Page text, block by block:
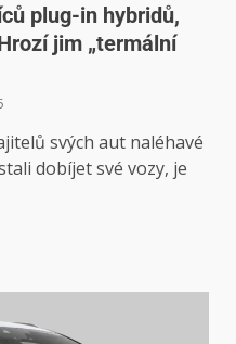
plug-in hybridů,
jim „termální
svých aut naléhavé
dobíjet své vozy, je